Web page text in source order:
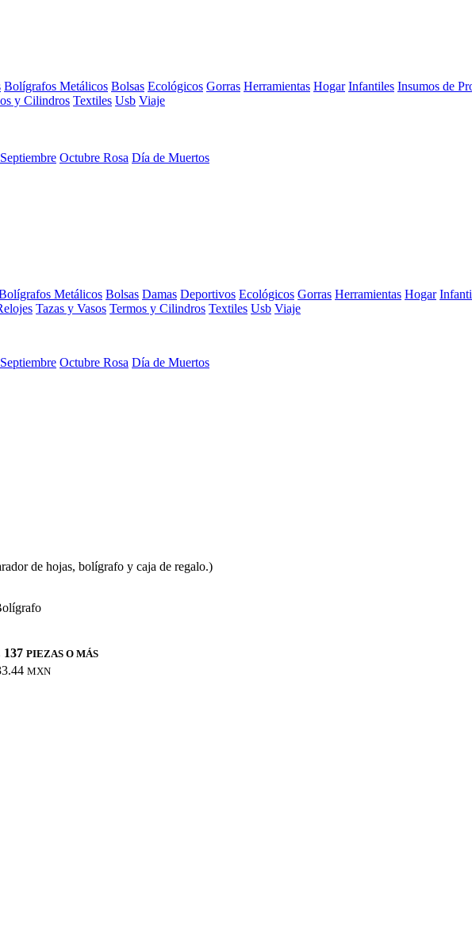
Bolígrafos Metálicos Bolsas Ecológicos Gorras Herramientas Hogar Infantiles Insumos de
y Cilindros Textiles Usb Viaje
Octubre Rosa Día de Muertos
Metálicos Bolsas Damas Deportivos Ecológicos Gorras Herramientas Hogar
Tazas y Vasos Termos y Cilindros Textiles Usb Viaje
Octubre Rosa Día de Muertos
de hojas, bolígrafo y caja de regalo.)
137 PIEZAS O MÁS
MXN